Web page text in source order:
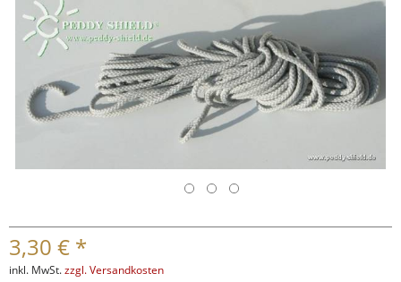
3,30 € *
inkl. MwSt.zzgl. Versandkosten